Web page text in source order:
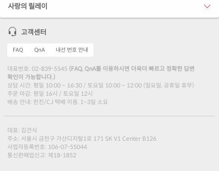
사랑의 릴레이
고객센터
FAQ QnA 내선 번호 안내
대표번호: 02-839-5545 (FAQ, QnA를 이용하시면 더욱더 빠르고 정확한 답변
확인이 가능합니다.)
상담 시간: 평일 10:00 ~ 16:30 / 토요일 10:00 ~ 12:00 (일요일, 공휴일 휴무)
주문 마감: 평일 16시 / 토요일 12시
배송 안내: 한진/CJ 택배 이용, 1~3일 소요
대표: 김건식
주소: 서울시 금천구 가산디지털1로 171 SK V1 Center B126
사업자등록번호: 106-07-55044
통신판매업신고: 제18-1852